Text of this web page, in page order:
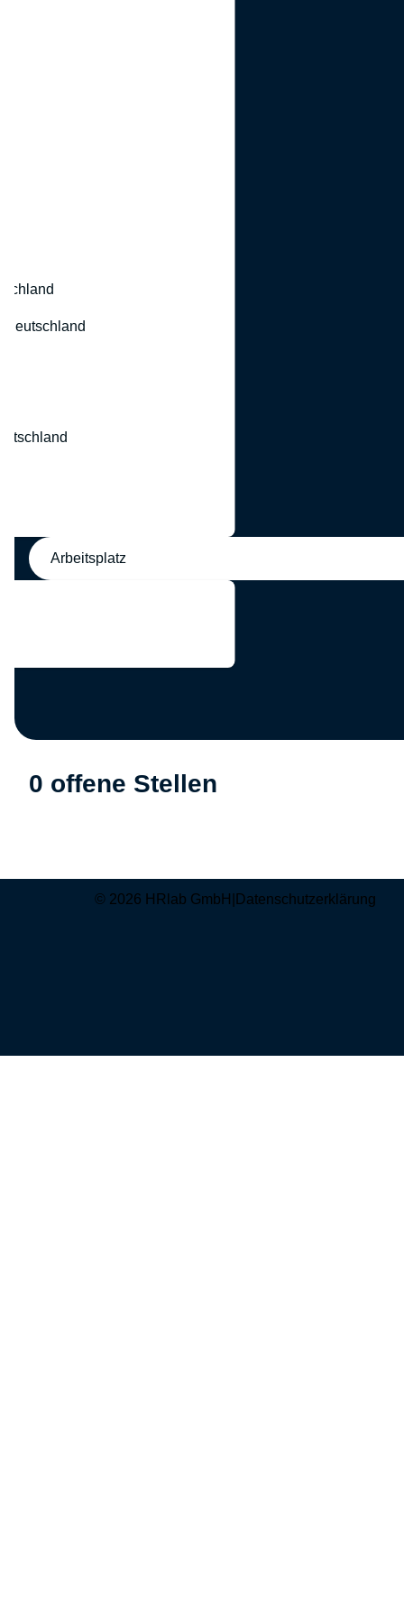
Arbeitsplatz
0 offene Stellen
© 2026 HRlab GmbH Datenschutzerklärung